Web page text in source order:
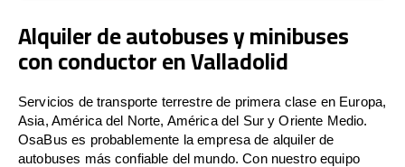
Alquiler de autobuses y minibuses
con conductor en Valladolid
Servicios de transporte terrestre de primera clase en Europa,
Asia, América del Norte, América del Sur y Oriente Medio.
OsaBus es probablemente la empresa de alquiler de
autobuses más confiable del mundo. Con nuestro equipo